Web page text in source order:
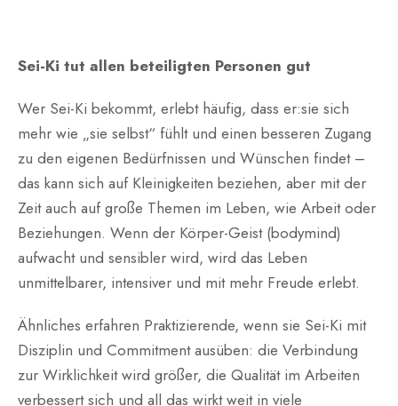
Sei-Ki tut allen beteiligten Personen gut
Wer Sei-Ki bekommt, erlebt häufig, dass er:sie sich
mehr wie „sie selbst“ fühlt und einen besseren Zugang
zu den eigenen Bedürfnissen und Wünschen findet –
das kann sich auf Kleinigkeiten beziehen, aber mit der
Zeit auch auf große Themen im Leben, wie Arbeit oder
Beziehungen. Wenn der Körper-Geist (bodymind)
aufwacht und sensibler wird, wird das Leben
unmittelbarer, intensiver und mit mehr Freude erlebt.
Ähnliches erfahren Praktizierende, wenn sie Sei-Ki mit
Disziplin und Commitment ausüben: die Verbindung
zur Wirklichkeit wird größer, die Qualität im Arbeiten
verbessert sich und all das wirkt weit in viele